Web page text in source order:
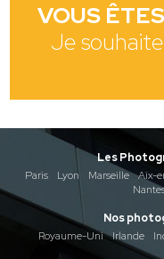
VOUS
Je
Les
Paris
Lyon Marseille Aix-
Nos
Royaume-Uni
Irlande